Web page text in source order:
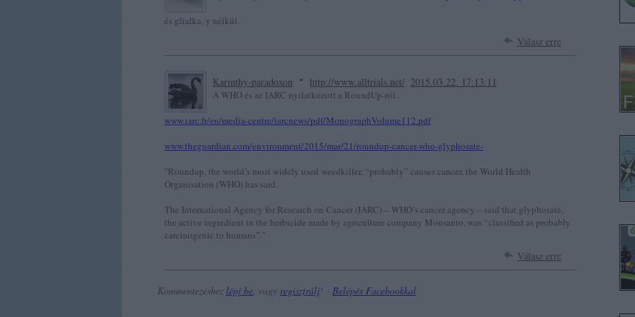
és glialka, y nélkül.
Válasz erre
Karinthy-paradoxon · http://www.alltrials.net/ 2015.03.22. 17:13:11
A WHO és az IARC nyilatkozott a RoundUp-ról..
www.iarc.fr/en/media-centre/iarcnews/pdf/MonographVolume112.pdf
www.theguardian.com/environment/2015/mar/21/roundup-cancer-who-glyphosate-
"Roundup, the world’s most widely used weedkiller, “probably” causes cancer, the World Health
Organisation (WHO) has said.
The International Agency for Research on Cancer (IARC) – WHO’s cancer agency – said that glyphosate,
the active ingredient in the herbicide made by agriculture company Monsanto, was “classified as probably
carcinogenic to humans”."
Válasz erre
Kommentezéshez lépj be, vagy regisztrálj! ‐ Belépés Facebookkal